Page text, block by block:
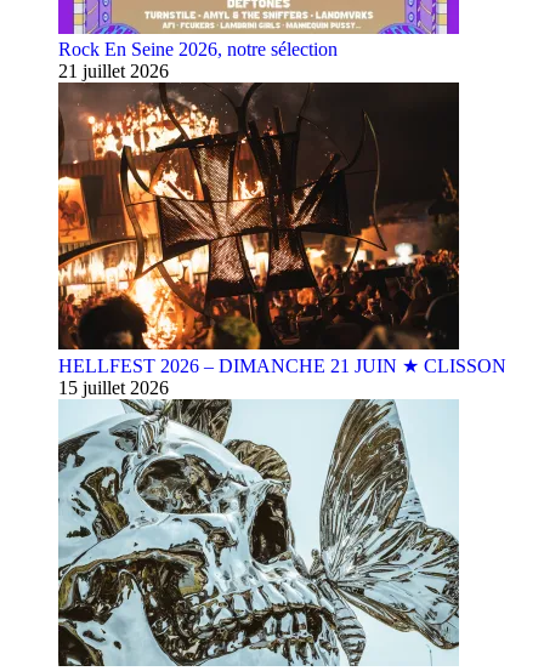
Rock En Seine 2026, notre sélection
21 juillet 2026
HELLFEST 2026 – DIMANCHE 21 JUIN ★ CLISSON
15 juillet 2026